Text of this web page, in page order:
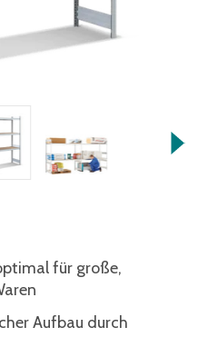
für große,
Aufbau durch